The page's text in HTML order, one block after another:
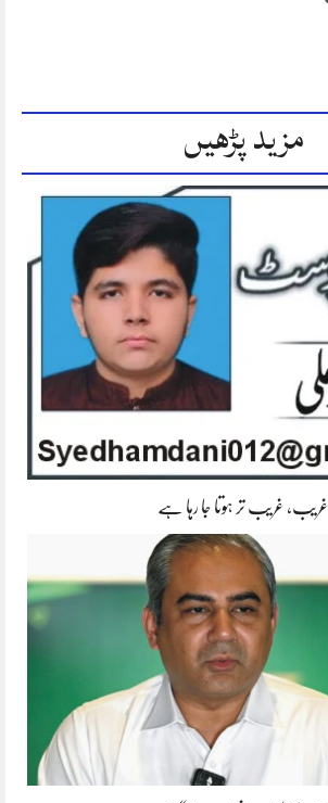
مزید پڑھیں
غریب، غریب تر ہوتا جا رہا ہے